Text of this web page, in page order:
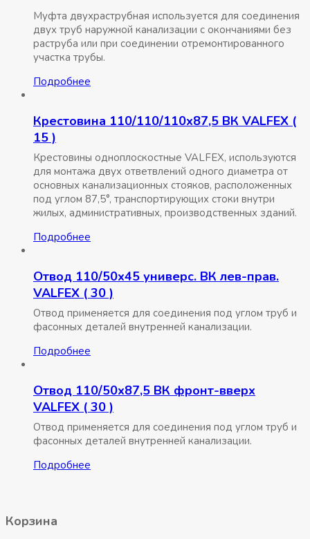
Муфта двухраструбная используется для соединения
двух труб наружной канализации с окончаниями без
раструба или при соединении отремонтированного
участка трубы.
Подробнее
Крестовина 110/110/110х87,5 ВК VALFEX (
15 )
Крестовины одноплоскостные VALFEX, используются
для монтажа двух ответвлений одного диаметра от
основных канализационных стояков, расположенных
под углом 87,5°, транспортирующих стоки внутри
жилых, административных, производственных зданий.
Подробнее
Отвод 110/50х45 универс. ВК лев-прав.
VALFEX ( 30 )
Отвод применяется для соединения под углом труб и
фасонных деталей внутренней канализации.
Подробнее
Отвод 110/50х87,5 ВК фронт-вверх
VALFEX ( 30 )
Отвод применяется для соединения под углом труб и
фасонных деталей внутренней канализации.
Подробнее
Корзина